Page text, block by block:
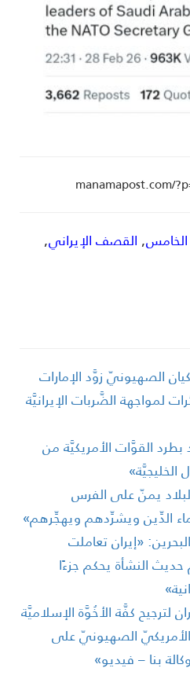
,القصف الإيراني,
زوَّد الإمارات
الضَّربات الإيرانيَّة
القوَّات الأمريكيَّة من
يمنّ على الفرس
ويشرِّدهم ويهجِّرهم»
«إيران تعاملت
النشأة يحكم جزءًا
كفَّة الأخُوَّة الإسلاميَّة
الصهيونيّ على
بنا – فيديو»